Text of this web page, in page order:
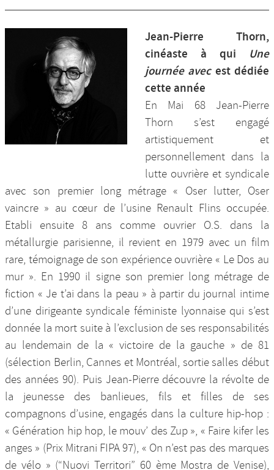
Jean-Pierre Thorn,
cinéaste à qui Une
journée avecest dédiée
cette année
En Mai 68 Jean-Pierre
Thorn s’est engagé
artistiquement et
personnellement dans la
lutte ouvrière et syndicale
avec son premier long métrage « Oser lutter, Oser
vaincre » au cœur de l’usine Renault Flins occupée.
Etabli ensuite 8 ans comme ouvrier O.S. dans la
métallurgie parisienne, il revient en 1979 avec un film
rare, témoignage de son expérience ouvrière « Le Dos au
mur ». En 1990 il signe son premier long métrage de
fiction « Je t’ai dans la peau » à partir du journal intime
d’une dirigeante syndicale féministe lyonnaise qui s’est
donnée la mort suite à l’exclusion de ses responsabilités
au lendemain de la « victoire de la gauche » de 81
(sélection Berlin, Cannes et Montréal, sortie salles début
des années 90). Puis Jean-Pierre découvre la révolte de
la jeunesse des banlieues, fils et filles de ses
compagnons d’usine, engagés dans la culture hip-hop :
« Génération hip hop, le mouv’ des Zup », « Faire kifer les
anges » (Prix Mitrani FIPA 97), « On n’est pas des marques
de vélo » (“Nuovi Territori” 60 ème Mostra de Venise),